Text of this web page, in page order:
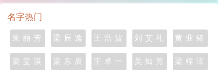
名字热门
朱丽芳 梁辰逸 王浩波 刘艾礼 黄业铭
梁雯淇 梁东辰 王卓一 吴灿芳 梁梓泫